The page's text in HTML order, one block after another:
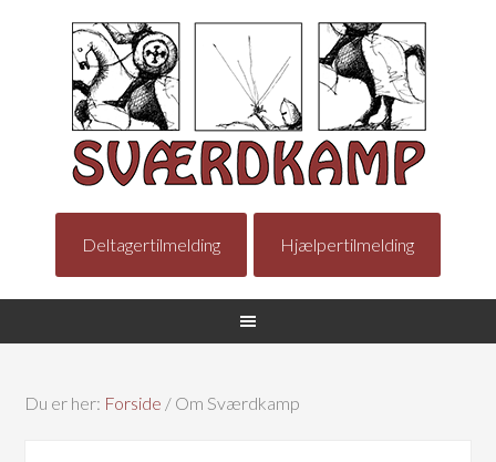
Deltagertilmelding Hjælpertilmelding
Du er her: Forside / Om Sværdkamp